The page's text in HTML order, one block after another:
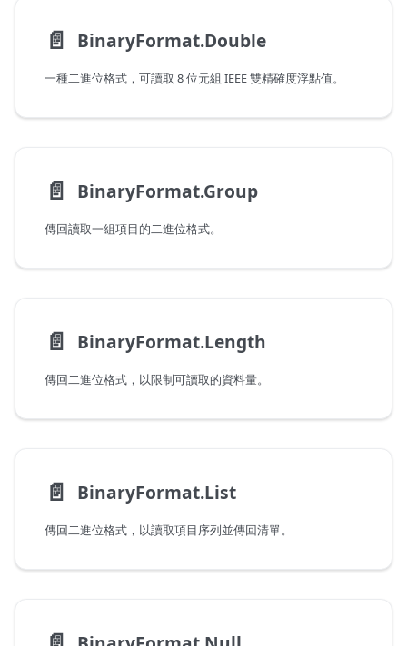
📄️ BinaryFormat.Double
一種二進位格式，可讀取 8 位元組 IEEE 雙精確度浮點值。
📄️ BinaryFormat.Group
傳回讀取一組項目的二進位格式。
📄️ BinaryFormat.Length
傳回二進位格式，以限制可讀取的資料量。
📄️ BinaryFormat.List
傳回二進位格式，以讀取項目序列並傳回清單。